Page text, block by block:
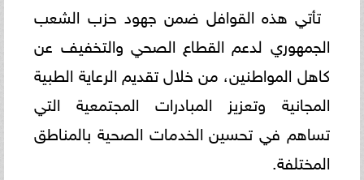
تأتي هذه القوافل ضمن جهود حزب الشعب
الجمهوري لدعم القطاع الصحي والتخفيف عن
كاهل المواطنين، من خلال تقديم الرعاية الطبية
المجانية وتعزيز المبادرات المجتمعية التي
تساهم في تحسين الخدمات الصحية بالمناطق
المختلفة.